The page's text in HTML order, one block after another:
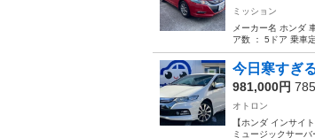
ミッション
メーカー名 ホンダ
ア数 ： 5ドア 乗車
今日寒すぎ
981,000円
オトロン
【ホンダ インサ
ミュージックサーバ